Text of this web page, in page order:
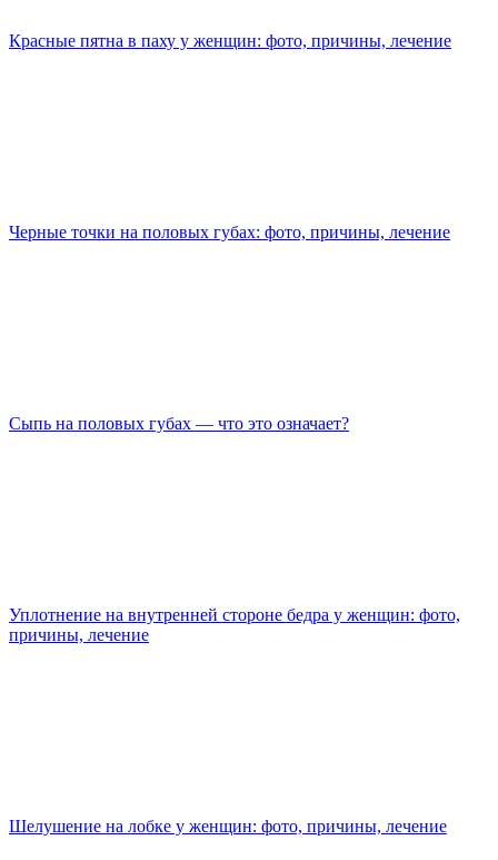
Красные пятна в паху у женщин: фото, причины, лечение
Черные точки на половых губах: фото, причины, лечение
Сыпь на половых губах — что это означает?
Уплотнение на внутренней стороне бедра у женщин: фото,
причины, лечение
Шелушение на лобке у женщин: фото, причины, лечение